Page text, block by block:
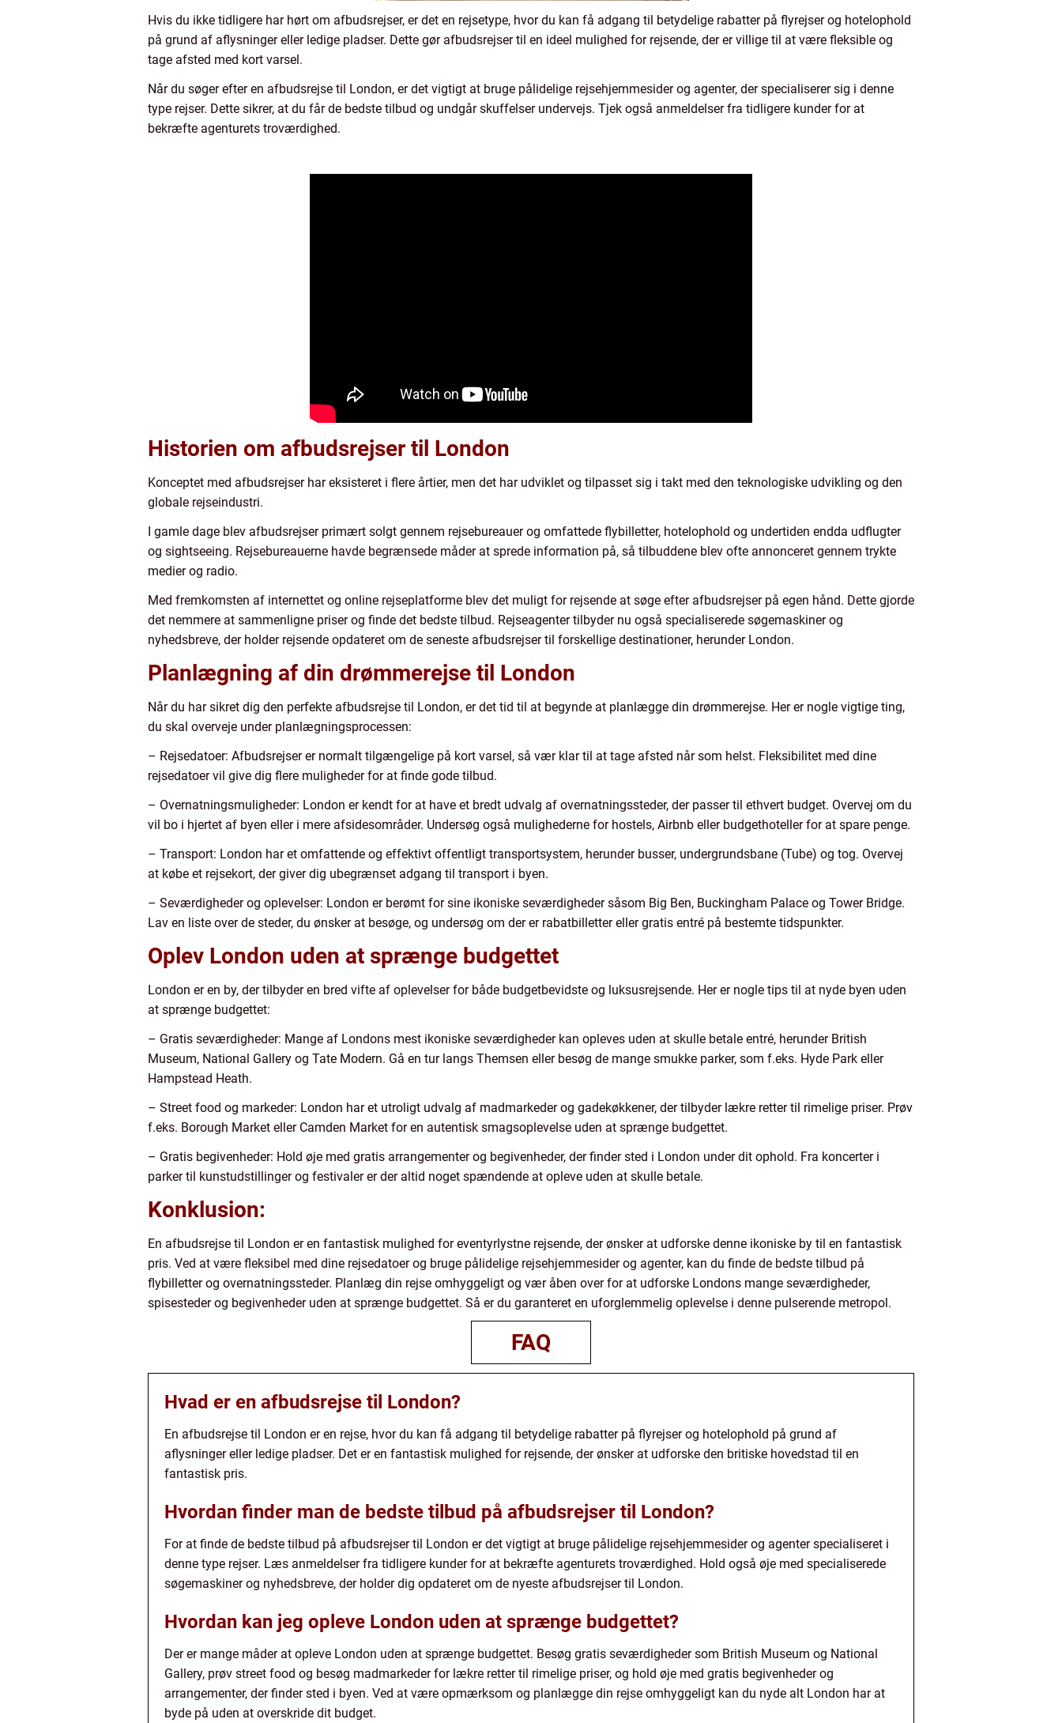
Hvis du ikke tidligere har hørt om afbudsrejser, er det en rejsetype, hvor du kan få adgang til betydelige rabatter på flyrejser og hotelophold
på grund af aflysninger eller ledige pladser. Dette gør afbudsrejser til en ideel mulighed for rejsende, der er villige til at være fleksible og
tage afsted med kort varsel.
Når du søger efter en afbudsrejse til London, er det vigtigt at bruge pålidelige rejsehjemmesider og agenter, der specialiserer sig i denne
type rejser. Dette sikrer, at du får de bedste tilbud og undgår skuffelser undervejs. Tjek også anmeldelser fra tidligere kunder for at
bekræfte agenturets troværdighed.
Historien om afbudsrejser til London
Konceptet med afbudsrejser har eksisteret i flere årtier, men det har udviklet og tilpasset sig i takt med den teknologiske udvikling og den
globale rejseindustri.
I gamle dage blev afbudsrejser primært solgt gennem rejsebureauer og omfattede flybilletter, hotelophold og undertiden endda udflugter
og sightseeing. Rejsebureauerne havde begrænsede måder at sprede information på, så tilbuddene blev ofte annonceret gennem trykte
medier og radio.
Med fremkomsten af internettet og online rejseplatforme blev det muligt for rejsende at søge efter afbudsrejser på egen hånd. Dette gjorde
det nemmere at sammenligne priser og finde det bedste tilbud. Rejseagenter tilbyder nu også specialiserede søgemaskiner og
nyhedsbreve, der holder rejsende opdateret om de seneste afbudsrejser til forskellige destinationer, herunder London.
Planlægning af din drømmerejse til London
Når du har sikret dig den perfekte afbudsrejse til London, er det tid til at begynde at planlægge din drømmerejse. Her er nogle vigtige ting,
du skal overveje under planlægningsprocessen:
– Rejsedatoer: Afbudsrejser er normalt tilgængelige på kort varsel, så vær klar til at tage afsted når som helst. Fleksibilitet med dine
rejsedatoer vil give dig flere muligheder for at finde gode tilbud.
– Overnatningsmuligheder: London er kendt for at have et bredt udvalg af overnatningssteder, der passer til ethvert budget. Overvej om du
vil bo i hjertet af byen eller i mere afsidesområder. Undersøg også mulighederne for hostels, Airbnb eller budgethoteller for at spare penge.
– Transport: London har et omfattende og effektivt offentligt transportsystem, herunder busser, undergrundsbane (Tube) og tog. Overvej
at købe et rejsekort, der giver dig ubegrænset adgang til transport i byen.
– Seværdigheder og oplevelser: London er berømt for sine ikoniske seværdigheder såsom Big Ben, Buckingham Palace og Tower Bridge.
Lav en liste over de steder, du ønsker at besøge, og undersøg om der er rabatbilletter eller gratis entré på bestemte tidspunkter.
Oplev London uden at sprænge budgettet
London er en by, der tilbyder en bred vifte af oplevelser for både budgetbevidste og luksusrejsende. Her er nogle tips til at nyde byen uden
at sprænge budgettet:
– Gratis seværdigheder: Mange af Londons mest ikoniske seværdigheder kan opleves uden at skulle betale entré, herunder British
Museum, National Gallery og Tate Modern. Gå en tur langs Themsen eller besøg de mange smukke parker, som f.eks. Hyde Park eller
Hampstead Heath.
– Street food og markeder: London har et utroligt udvalg af madmarkeder og gadekøkkener, der tilbyder lækre retter til rimelige priser. Prøv
f.eks. Borough Market eller Camden Market for en autentisk smagsoplevelse uden at sprænge budgettet.
– Gratis begivenheder: Hold øje med gratis arrangementer og begivenheder, der finder sted i London under dit ophold. Fra koncerter i
parker til kunstudstillinger og festivaler er der altid noget spændende at opleve uden at skulle betale.
Konklusion:
En afbudsrejse til London er en fantastisk mulighed for eventyrlystne rejsende, der ønsker at udforske denne ikoniske by til en fantastisk
pris. Ved at være fleksibel med dine rejsedatoer og bruge pålidelige rejsehjemmesider og agenter, kan du finde de bedste tilbud på
flybilletter og overnatningssteder. Planlæg din rejse omhyggeligt og vær åben over for at udforske Londons mange seværdigheder,
spisesteder og begivenheder uden at sprænge budgettet. Så er du garanteret en uforglemmelig oplevelse i denne pulserende metropol.
FAQ
Hvad er en afbudsrejse til London?
En afbudsrejse til London er en rejse, hvor du kan få adgang til betydelige rabatter på flyrejser og hotelophold på grund af
aflysninger eller ledige pladser. Det er en fantastisk mulighed for rejsende, der ønsker at udforske den britiske hovedstad til en
fantastisk pris.
Hvordan finder man de bedste tilbud på afbudsrejser til London?
For at finde de bedste tilbud på afbudsrejser til London er det vigtigt at bruge pålidelige rejsehjemmesider og agenter specialiseret i
denne type rejser. Læs anmeldelser fra tidligere kunder for at bekræfte agenturets troværdighed. Hold også øje med specialiserede
søgemaskiner og nyhedsbreve, der holder dig opdateret om de nyeste afbudsrejser til London.
Hvordan kan jeg opleve London uden at sprænge budgettet?
Der er mange måder at opleve London uden at sprænge budgettet. Besøg gratis seværdigheder som British Museum og National
Gallery, prøv street food og besøg madmarkeder for lækre retter til rimelige priser, og hold øje med gratis begivenheder og
arrangementer, der finder sted i byen. Ved at være opmærksom og planlægge din rejse omhyggeligt kan du nyde alt London har at
byde på uden at overskride dit budget.